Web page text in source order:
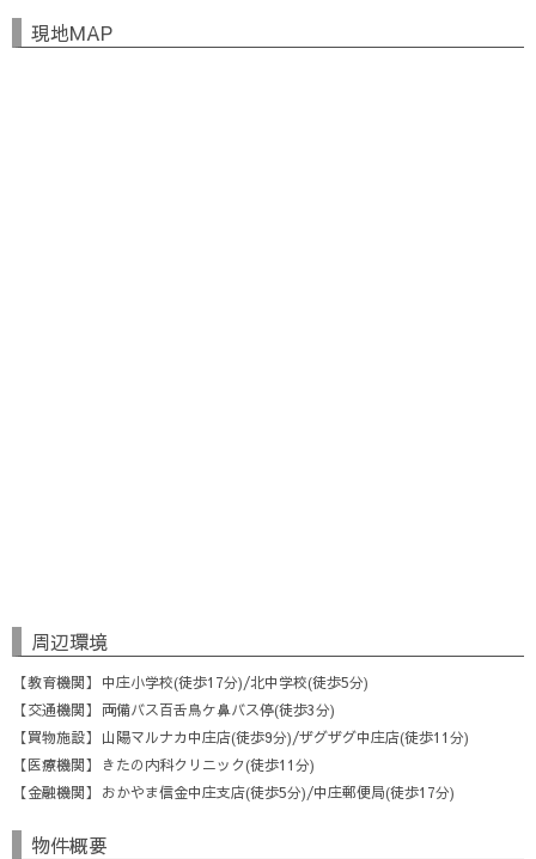
現地MAP
周辺環境
教育機関
中庄小学校(徒歩17分)/北中学校(徒歩5分)
交通機関
両備バス百舌鳥ケ鼻バス停(徒歩3分)
買物施設
山陽マルナカ中庄店(徒歩9分)/ザグザグ中庄店(徒歩11分)
医療機関
きたの内科クリニック(徒歩11分)
金融機関
おかやま信金中庄支店(徒歩5分)/中庄郵便局(徒歩17分)
物件概要